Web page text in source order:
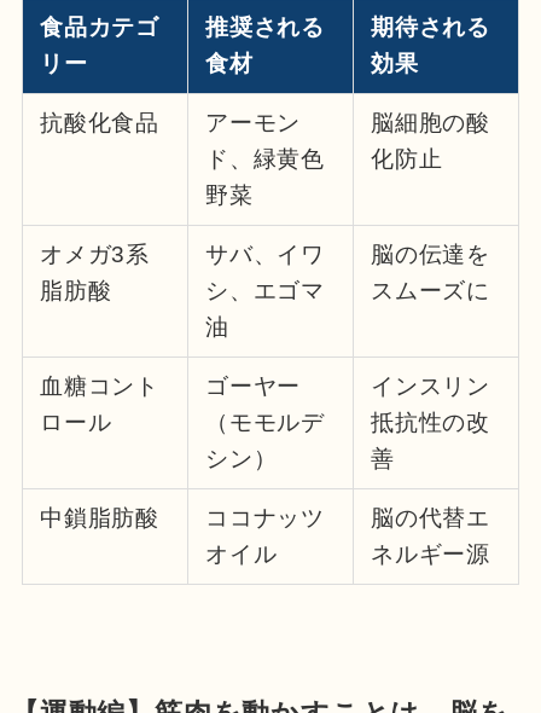
食品カテゴ
リー
推奨される
食材
期待される
効果
抗酸化食品
アーモン
ド、緑黄色
野菜
脳細胞の酸
化防止
オメガ3系
脂肪酸
サバ、イワ
シ、エゴマ
油
脳の伝達を
スムーズに
血糖コント
ロール
ゴーヤー
（モモルデ
シン）
インスリン
抵抗性の改
善
中鎖脂肪酸
ココナッツ
オイル
脳の代替エ
ネルギー源